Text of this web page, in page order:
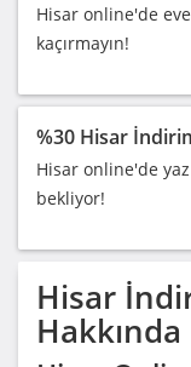
Hisar online'de
kaçırmayın!
%30 Hisar
Hisar online'de
bekliyor!
Hisar
Hakkında